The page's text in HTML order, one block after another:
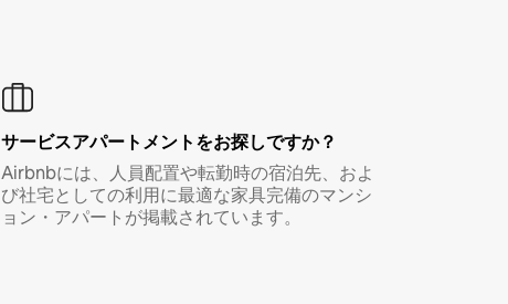
サービスアパートメントをお探しですか？
Airbnbには、人員配置や転勤時の宿泊先、およ
び社宅としての利用に最適な家具完備のマンシ
ョン・アパートが掲載されています。